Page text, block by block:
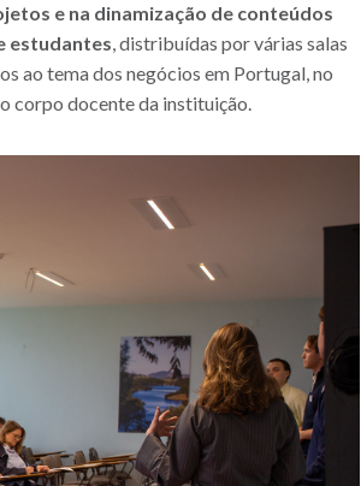
e na dinamização de conteúdos
estudantes, distribuídas por várias salas
ao tema dos negócios em Portugal, no
corpo docente da instituição.